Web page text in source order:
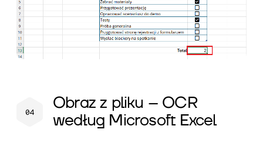
Obraz z pliku – OCR
według Microsoft Excel